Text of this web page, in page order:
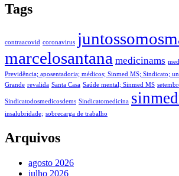
Tags
contraacovid coronavirus
marcelosantana medicinams
Previdência; aposentadoria; médicos; Sinmed MS; Sindicato;
Grande revalida Santa Casa Saúde mental; Sinmed MS
Sindicatodosmedicosdems Sindicatomedicina
insalubridade; sobrecarga de trabalho
Arquivos
agosto 2026
julho 2026